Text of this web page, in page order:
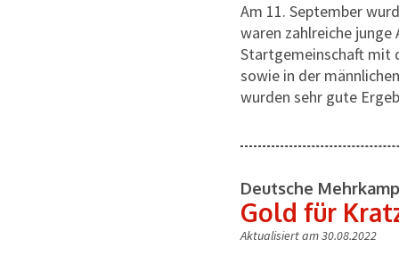
Am 11. September
waren zahlreiche
Startgemeinschaft mit
sowie in der
wurden sehr gute
Deutsche
Gold für
Aktualisiert am 30.08.2022